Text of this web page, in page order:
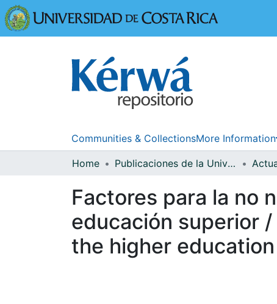
Communities & CollectionsMore Information
Home Publicaciones de la Universidad de Costa Rica
Factores para la no
educación superior
the higher